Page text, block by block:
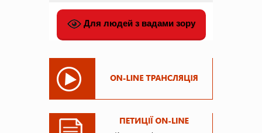
Для людей з вадами зору